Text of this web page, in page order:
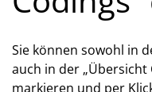
Sie können sowohl in
auch in der „Übersicht
markieren und per